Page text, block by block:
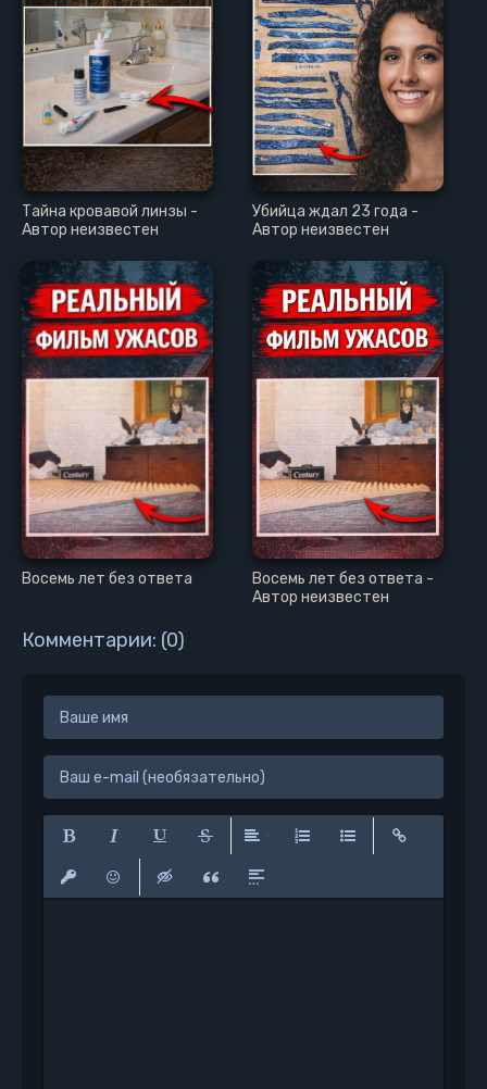
Тайна кровавой линзы -
Автор неизвестен
Убийца ждал 23 года -
Автор неизвестен
Восемь лет без ответа
Восемь лет без ответа -
Автор неизвестен
Комментарии: (0)
Полужирный
Курсив Подчеркнутый